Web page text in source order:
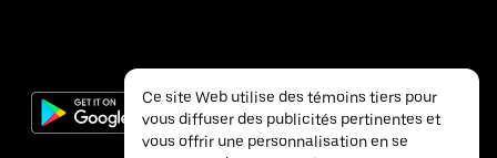
Ce site Web utilise des témoins tiers pour
vous diffuser des publicités pertinentes et
vous offrir une personnalisation en se